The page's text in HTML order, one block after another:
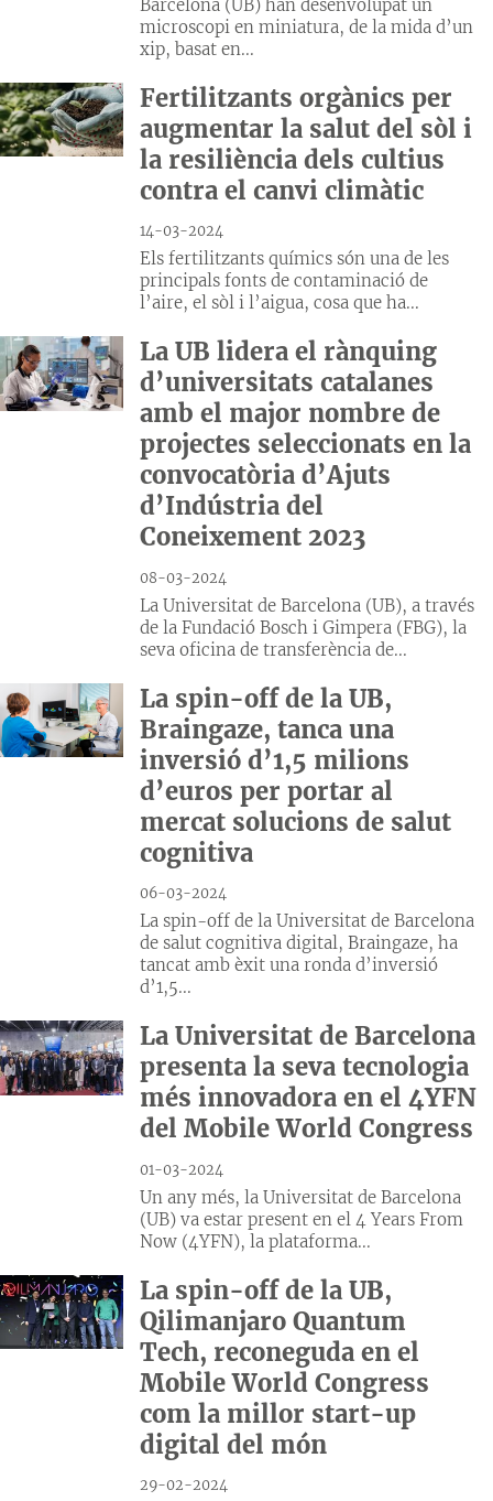
Barcelona (UB) han desenvolupat un
microscopi en miniatura, de la mida d’un
xip, basat en...
Fertilitzants orgànics per
augmentar la salut del sòl i
la resiliència dels cultius
contra el canvi climàtic
14-03-2024
Els fertilitzants químics són una de les
principals fonts de contaminació de
l’aire, el sòl i l’aigua, cosa que ha...
La UB lidera el rànquing
d’universitats catalanes
amb el major nombre de
projectes seleccionats en la
convocatòria d’Ajuts
d’Indústria del
Coneixement 2023
08-03-2024
La Universitat de Barcelona (UB), a través
de la Fundació Bosch i Gimpera (FBG), la
seva oficina de transferència de...
La spin-off de la UB,
Braingaze, tanca una
inversió d’1,5 milions
d’euros per portar al
mercat solucions de salut
cognitiva
06-03-2024
La spin-off de la Universitat de Barcelona
de salut cognitiva digital, Braingaze, ha
tancat amb èxit una ronda d’inversió
d’1,5...
La Universitat de Barcelona
presenta la seva tecnologia
més innovadora en el 4YFN
del Mobile World Congress
01-03-2024
Un any més, la Universitat de Barcelona
(UB) va estar present en el 4 Years From
Now (4YFN), la plataforma...
La spin-off de la UB,
Qilimanjaro Quantum
Tech, reconeguda en el
Mobile World Congress
com la millor start-up
digital del món
29-02-2024